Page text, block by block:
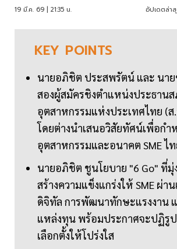
19 มี.ค. 69 | 21:35 น. อัปเดตล่า
KEY POINTS
นายอภิชิต ประสพรัตน์ และ นา
สองผู้สมัครชิงตำแหน่งประธานส
อุตสาหกรรมแห่งประเทศไทย (
โดยต่างนำเสนอวิสัยทัศน์เพื่อก
อุตสาหกรรมและอนาคต SME ไ
นายอภิชิต ชูนโยบาย "6 Go" ที่มุ่
สร้างความแข็งแกร่งให้ SME ผ่า
ดิจิทัล การพัฒนาทักษะแรงงาน แ
แหล่งทุน พร้อมประกาศจะปฏิรู
เลือกตั้งให้โปร่งใส